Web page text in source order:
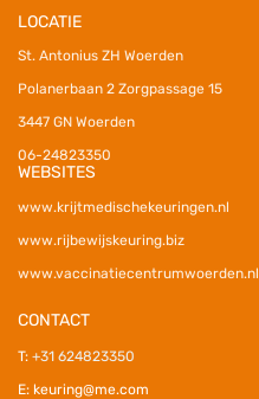
LOCATIE
St. Antonius ZH Woerden
Polanerbaan 2 Zorgpassage 15
3447 GN Woerden
06-24823350
WEBSITES
www.krijtmedischekeuringen.nl
www.rijbewijskeuring.biz
www.vaccinatiecentrumwoerden.nl
CONTACT
T: +31 624823350
E: keuring@me.com